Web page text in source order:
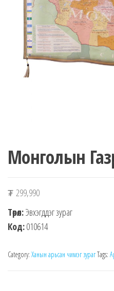
Монголын
₮ 299,990
Төрөл:Эвхэгддэг зураг
Код:010614
Category: Ханын арьсан чимэг зурагTags: